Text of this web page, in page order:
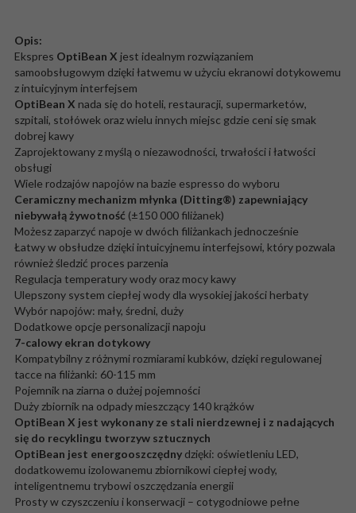
Opis:
Ekspres OptiBean X jest idealnym rozwiązaniem
samoobsługowym dzięki łatwemu w użyciu ekranowi dotykowemu
z intuicyjnym interfejsem
OptiBean X nada się do hoteli, restauracji, supermarketów,
szpitali, stołówek oraz wielu innych miejsc gdzie ceni się smak
dobrej kawy
Zaprojektowany z myślą o niezawodności, trwałości i łatwości
obsługi
Wiele rodzajów napojów na bazie espresso do wyboru
Ceramiczny mechanizm młynka (Ditting®) zapewniający
niebywałą żywotność (±150 000 filiżanek)
Możesz zaparzyć napoje w dwóch filiżankach jednocześnie
Łatwy w obsłudze dzięki intuicyjnemu interfejsowi, który pozwala
również śledzić proces parzenia
Regulacja temperatury wody oraz mocy kawy
Ulepszony system ciepłej wody dla wysokiej jakości herbaty
Wybór napojów: mały, średni, duży
Dodatkowe opcje personalizacji napoju
7-calowy ekran dotykowy
Kompatybilny z różnymi rozmiarami kubków, dzięki regulowanej
tacce na filiżanki: 60-115 mm
Pojemnik na ziarna o dużej pojemności
Duży zbiornik na odpady mieszczący 140 krążków
OptiBean X jest wykonany ze stali nierdzewnej i z nadających
się do recyklingu tworzyw sztucznych
OptiBean jest energooszczędny dzięki: oświetleniu LED,
dodatkowemu izolowanemu zbiornikowi ciepłej wody,
inteligentnemu trybowi oszczędzania energii
Prosty w czyszczeniu i konserwacji – cotygodniowe pełne